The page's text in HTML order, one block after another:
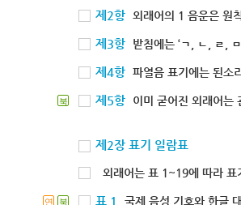
제2항 외래어의 1 음운은 원
제3항 받침에는 ‘ㄱ, ㄴ, ㄹ,
제4항 파열음 표기에는 된소
북 제5항 이미 굳어진 외래어는
제2장 표기 일람표
외래어는 표 1~19에 따라 표
연 북 표 1 국제 음성 기호와 한글